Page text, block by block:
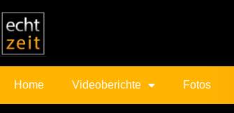
Home Videoberichte Fotos